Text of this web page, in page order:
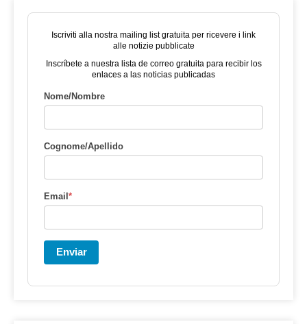
Iscriviti alla nostra mailing list gratuita per ricevere i link
alle notizie pubblicate
Inscríbete a nuestra lista de correo gratuita para recibir los
enlaces a las noticias publicadas
Nome/Nombre
Cognome/Apellido
Email*
Enviar